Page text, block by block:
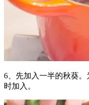
6、先加入一半的秋葵
时加入。